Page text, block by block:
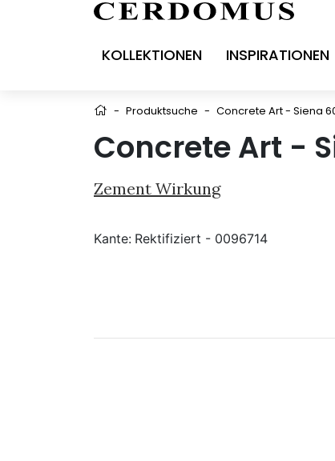
KOLLEKTIONEN INSPIRATIONEN
- Produktsuche - Concrete Art - Siena
Concrete Art -
Zement Wirkung
Kante: Rektifiziert - 0096714